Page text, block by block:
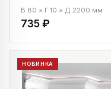
В 80 × Г 10 × Д 2200 мм
735 ₽
НОВИНКА